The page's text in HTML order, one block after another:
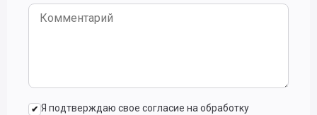
Я подтверждаю свое согласие на обработку